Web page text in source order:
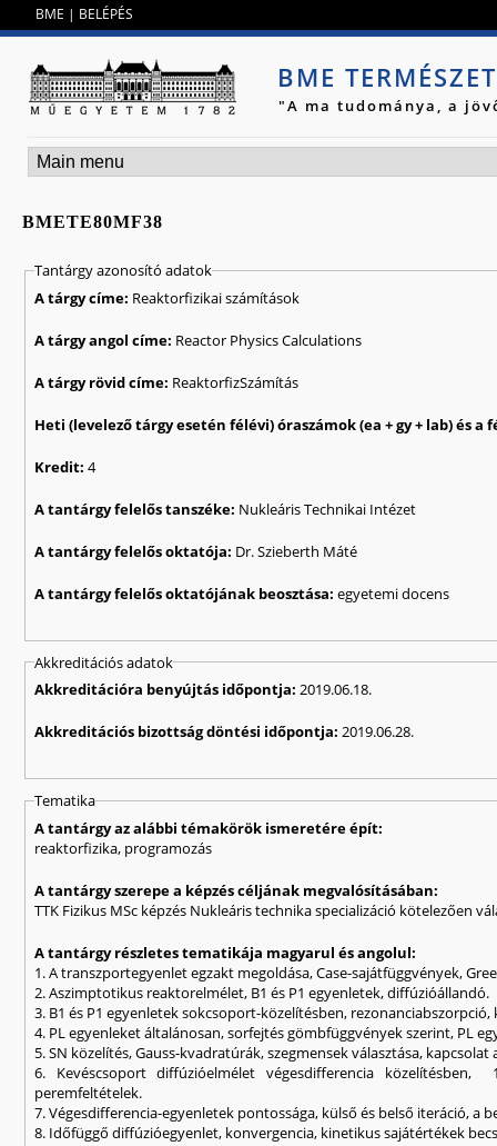
BME | BELÉPÉS
BME
"A ma tudománya, a
BMETE80MF38
Tantárgy azonosító adatok
A tárgy címe: Reaktorfizikai számítások
A tárgy angol címe: Reactor Physics Calculations
A tárgy rövid címe: ReaktorfizSzámítás
Kredit:4
A tantárgy felelős tanszéke: Nukleáris Technikai Intézet
A tantárgy felelős oktatója: Dr. Szieberth Máté
A tantárgy felelős oktatójának beosztása:egyetemi docens
Akkreditációs adatok
Akkreditációra benyújtás időpontja:2019.06.18.
Akkreditációs bizottság döntési időpontja:2019.06.28.
Tematika
A tantárgy az alábbi témakörök ismeretére épít:
reaktorfizika, programozás
A tantárgy szerepe a képzés céljának megvalósításában:
TTK Fizikus MSc képzés Nukleáris technika specializáció kötelezően
A tantárgy részletes tematikája magyarul és angolul:
1. A transzportegyenlet egzakt megoldása, Case-sajátfüggvények,
2. Aszimptotikus reaktorelmélet, B1 és P1 egyenletek, diffúzióállandó.
3. B1 és P1 egyenletek sokcsoport-közelítésben,
4. PL egyenleket általánosan, sorfejtés gömbfüggvények szerint, PL
5. SN közelítés, Gauss-kvadratúrák, szegmensek választása, kapcsolat
6. Kevéscsoport diffúzióelmélet végesdifferencia
peremfeltételek.
7. Végesdifferencia-egyenletek pontossága, külső és belső iteráció, a
8. Időfüggő diffúzióegyenlet, konvergencia, kinetikus sajátértékek